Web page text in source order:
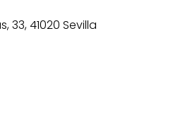
33, 41020 Sevilla